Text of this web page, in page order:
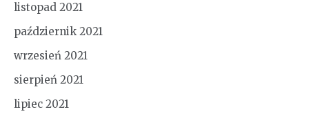
listopad 2021
październik 2021
wrzesień 2021
sierpień 2021
lipiec 2021